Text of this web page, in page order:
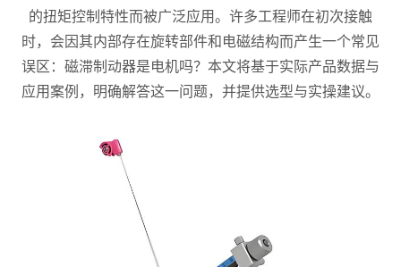
的扭矩控制特性而被广泛应用。许多工程师在初次接触
时，会因其内部存在旋转部件和电磁结构而产生一个常见
误区：磁滞制动器是电机吗？本文将基于实际产品数据与
应用案例，明确解答这一问题，并提供选型与实操建议。